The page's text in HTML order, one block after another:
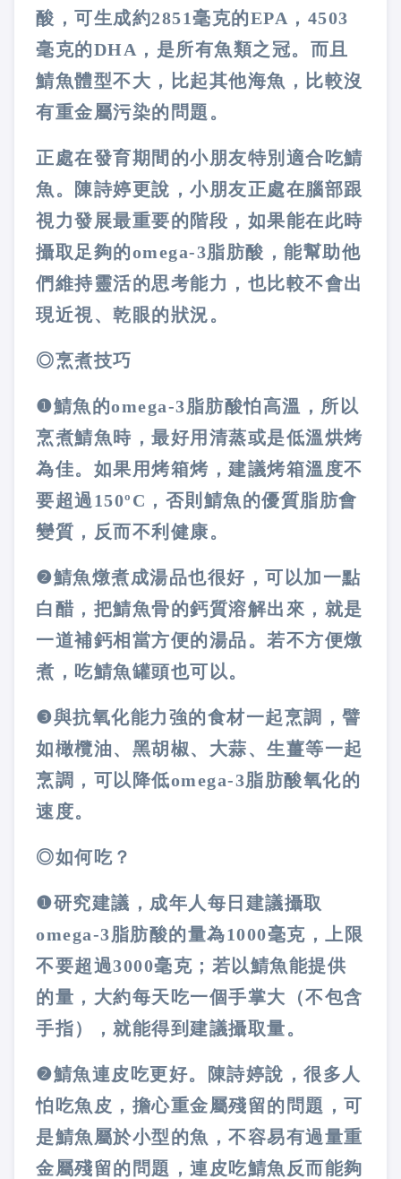
酸，可生成約2851毫克的EPA，4503
毫克的DHA，是所有魚類之冠。而且
鯖魚體型不大，比起其他海魚，比較沒
有重金屬污染的問題。
正處在發育期間的小朋友特別適合吃鯖
魚。陳詩婷更說，小朋友正處在腦部跟
視力發展最重要的階段，如果能在此時
攝取足夠的omega-3脂肪酸，能幫助他
們維持靈活的思考能力，也比較不會出
現近視、乾眼的狀況。
◎烹煮技巧
❶鯖魚的omega-3脂肪酸怕高溫，所以
烹煮鯖魚時，最好用清蒸或是低溫烘烤
為佳。如果用烤箱烤，建議烤箱溫度不
要超過150ºC，否則鯖魚的優質脂肪會
變質，反而不利健康。
❷鯖魚燉煮成湯品也很好，可以加一點
白醋，把鯖魚骨的鈣質溶解出來，就是
一道補鈣相當方便的湯品。若不方便燉
煮，吃鯖魚罐頭也可以。
❸與抗氧化能力強的食材一起烹調，譬
如橄欖油、黑胡椒、大蒜、生薑等一起
烹調，可以降低omega-3脂肪酸氧化的
速度。
◎如何吃？
❶研究建議，成年人每日建議攝取
omega-3脂肪酸的量為1000毫克，上限
不要超過3000毫克；若以鯖魚能提供
的量，大約每天吃一個手掌大（不包含
手指），就能得到建議攝取量。
❷鯖魚連皮吃更好。陳詩婷說，很多人
怕吃魚皮，擔心重金屬殘留的問題，可
是鯖魚屬於小型的魚，不容易有過量重
金屬殘留的問題，連皮吃鯖魚反而能夠